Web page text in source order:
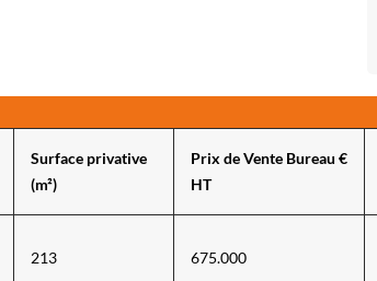
Surface privative
(m²)
Prix de Vente Bureau €
HT
213 675.000